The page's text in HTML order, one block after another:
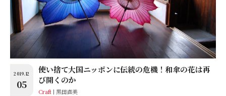
2019.12
05
使い捨て大国ニッポンに伝統の危機！和傘の花は再
び開くのか
Craft 黒田直美